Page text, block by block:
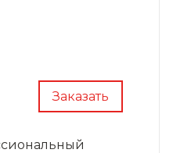
Заказать